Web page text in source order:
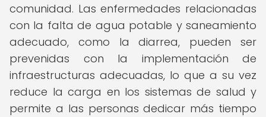
comunidad. Las enfermedades relacionadas
con la falta de agua potable y saneamiento
adecuado, como la diarrea, pueden ser
prevenidas con la implementación de
infraestructuras adecuadas, lo que a su vez
reduce la carga en los sistemas de salud y
permite a las personas dedicar más tiempo